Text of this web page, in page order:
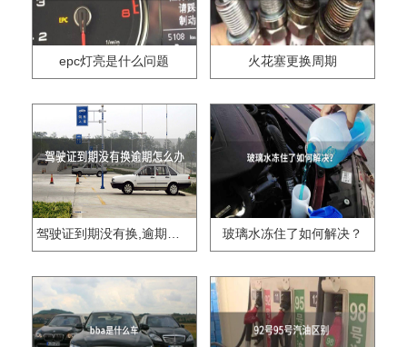
epc灯亮是什么问题 火花塞更换周期
驾驶证到期没有换,逾期怎么办?? 玻璃水冻住了如何解决？